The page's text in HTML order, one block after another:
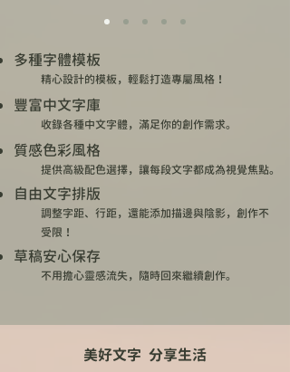
多種字體模板
精心設計的模板，輕鬆打造專屬風格！
豐富中文字庫
收錄各種中文字體，滿足你的創作需求。
質感色彩風格
提供高級配色選擇，讓每段文字都成為視覺焦點。
自由文字排版
調整字距、行距，還能添加描邊與陰影，創作不
受限！
草稿安心保存
不用擔心靈感流失，隨時回來繼續創作。
美好文字 分享生活